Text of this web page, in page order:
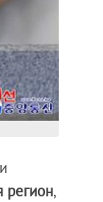
регион,